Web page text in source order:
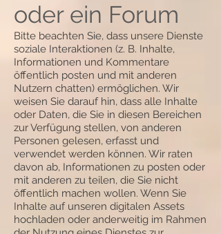
oder ein Forum
Bitte beachten Sie, dass unsere Dienste
soziale Interaktionen (z. B. Inhalte,
Informationen und Kommentare
öffentlich posten und mit anderen
Nutzern chatten) ermöglichen. Wir
weisen Sie darauf hin, dass alle Inhalte
oder Daten, die Sie in diesen Bereichen
zur Verfügung stellen, von anderen
Personen gelesen, erfasst und
verwendet werden können. Wir raten
davon ab, Informationen zu posten oder
mit anderen zu teilen, die Sie nicht
öffentlich machen wollen. Wenn Sie
Inhalte auf unseren digitalen Assets
hochladen oder anderweitig im Rahmen